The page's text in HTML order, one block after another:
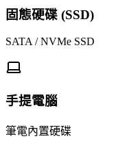
固態硬碟 (SSD)
SATA / NVMe SSD
手提電腦
筆電內置硬碟